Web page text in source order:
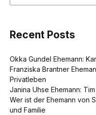
Recent Posts
Okka Gundel Ehemann:
Franziska Brantner
Privatleben
Janina Uhse Ehemann:
Wer ist der Ehemann von
und Familie